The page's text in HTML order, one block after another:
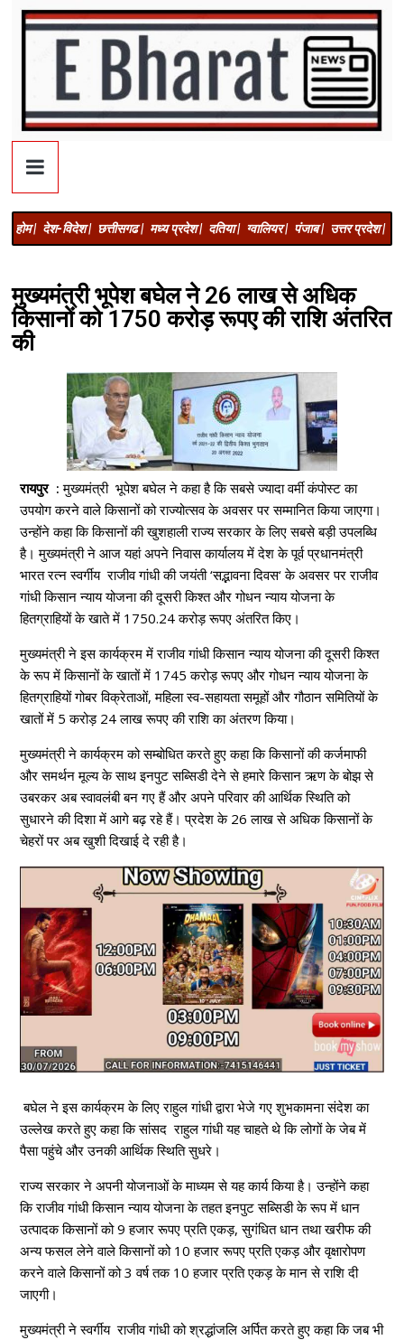
होम | देश-विदेश | छत्तीसगढ | मध्य प्रदेश | दतिया | ग्वालियर | पंजाब | उत्तर प्रदेश |
मुख्यमंत्री भूपेश बघेल ने 26 लाख से अधिक
किसानों को 1750 करोड़ रूपए की राशि अंतरित
की
रायपुर : मुख्यमंत्री भूपेश बघेल ने कहा है कि सबसे ज्यादा वर्मी कंपोस्ट का
उपयोग करने वाले किसानों को राज्योत्सव के अवसर पर सम्मानित किया जाएगा।
उन्होंने कहा कि किसानों की खुशहाली राज्य सरकार के लिए सबसे बड़ी उपलब्धि
है। मुख्यमंत्री ने आज यहां अपने निवास कार्यालय में देश के पूर्व प्रधानमंत्री
भारत रत्न स्वर्गीय राजीव गांधी की जयंती ‘सद्भावना दिवस‘ के अवसर पर राजीव
गांधी किसान न्याय योजना की दूसरी किश्त और गोधन न्याय योजना के
हितग्राहियों के खाते में 1750.24 करोड़ रूपए अंतरित किए।
मुख्यमंत्री ने इस कार्यक्रम में राजीव गांधी किसान न्याय योजना की दूसरी किश्त
के रूप में किसानों के खातों में 1745 करोड़ रूपए और गोधन न्याय योजना के
हितग्राहियों गोबर विक्रेताओं, महिला स्व-सहायता समूहों और गौठान समितियों के
खातों में 5 करोड़ 24 लाख रूपए की राशि का अंतरण किया।
मुख्यमंत्री ने कार्यक्रम को सम्बोधित करते हुए कहा कि किसानों की कर्जमाफी
और समर्थन मूल्य के साथ इनपुट सब्सिडी देने से हमारे किसान ऋण के बोझ से
उबरकर अब स्वावलंबी बन गए हैं और अपने परिवार की आर्थिक स्थिति को
सुधारने की दिशा में आगे बढ़ रहे हैं। प्रदेश के 26 लाख से अधिक किसानों के
चेहरों पर अब खुशी दिखाई दे रही है।
बघेल ने इस कार्यक्रम के लिए राहुल गांधी द्वारा भेजे गए शुभकामना संदेश का
उल्लेख करते हुए कहा कि सांसद राहुल गांधी यह चाहते थे कि लोगों के जेब में
पैसा पहुंचे और उनकी आर्थिक स्थिति सुधरे।
राज्य सरकार ने अपनी योजनाओं के माध्यम से यह कार्य किया है। उन्होंने कहा
कि राजीव गांधी किसान न्याय योजना के तहत इनपुट सब्सिडी के रूप में धान
उत्पादक किसानों को 9 हजार रूपए प्रति एकड़, सुगंधित धान तथा खरीफ की
अन्य फसल लेने वाले किसानों को 10 हजार रूपए प्रति एकड़ और वृक्षारोपण
करने वाले किसानों को 3 वर्ष तक 10 हजार प्रति एकड़ के मान से राशि दी
जाएगी।
मुख्यमंत्री ने स्वर्गीय राजीव गांधी को श्रद्धांजलि अर्पित करते हुए कहा कि जब भी